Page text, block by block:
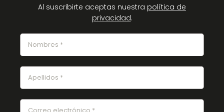
Al suscribirte aceptas nuestra política de
privacidad.